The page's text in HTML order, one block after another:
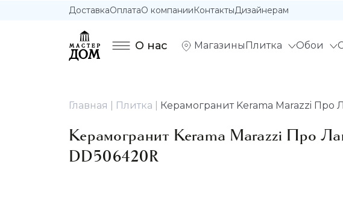
ДоставкаОплатаО компанииКонтактыДизайнерам
О нас Магазины Плитка Обои
Главная Плитка Керамогранит Kerama Marazzi Про
Керамогранит Kerama Marazzi Про
DD506420R